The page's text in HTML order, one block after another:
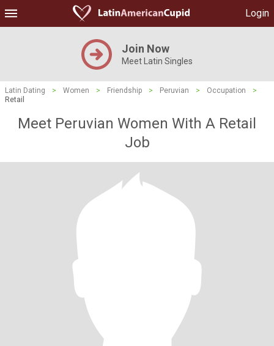
Login
Join Now
Meet Latin Singles
Latin Dating > Women > Friendship > Peruvian > Occupation
>
Retail
Meet Peruvian Women With A Retail
Job